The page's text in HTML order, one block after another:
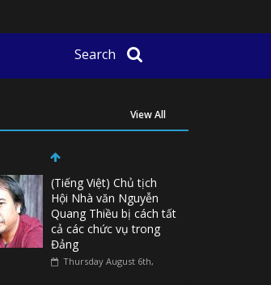
Search
View All
(Tiếng Việt) Chủ tịch
Hội Nhà văn Nguyễn
Quang Thiều bị cách tất
cả các chức vụ trong
Đảng
Thursday August 6th,